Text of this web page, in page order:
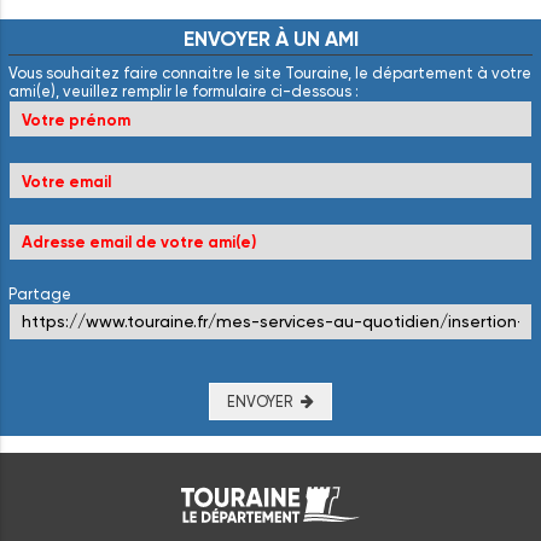
ENVOYER À UN AMI
Vous souhaitez faire connaitre le site Touraine, le département à votre
ami(e), veuillez remplir le formulaire ci-dessous :
Partage
ENVOYER